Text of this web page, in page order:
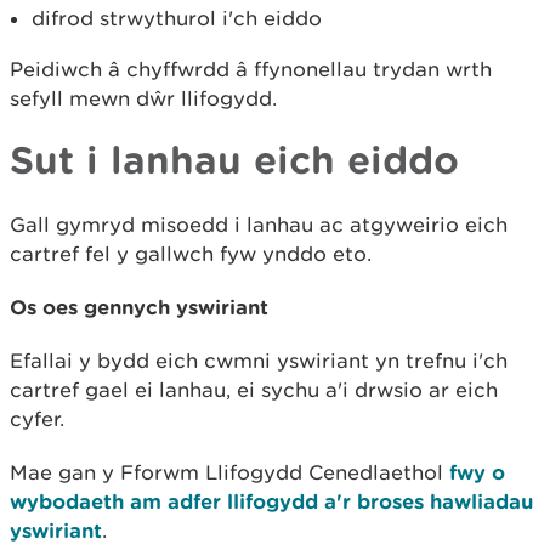
difrod strwythurol i'ch eiddo
Peidiwch â chyffwrdd â ffynonellau trydan wrth
sefyll mewn dŵr llifogydd.
Sut i lanhau eich eiddo
Gall gymryd misoedd i lanhau ac atgyweirio eich
cartref fel y gallwch fyw ynddo eto.
Os oes gennych yswiriant
Efallai y bydd eich cwmni yswiriant yn trefnu i'ch
cartref gael ei lanhau, ei sychu a'i drwsio ar eich
cyfer.
Mae gan y Fforwm Llifogydd Cenedlaethol fwy o
wybodaeth am adfer llifogydd a'r broses hawliadau
yswiriant.